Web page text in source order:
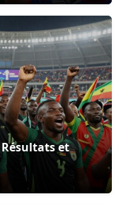
Résultats et